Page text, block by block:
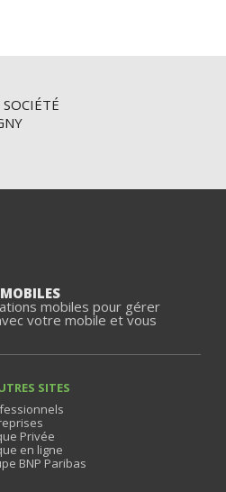
mobiles pour gérer
votre mobile et vous
SITES
Privée
en ligne
BNP Paribas